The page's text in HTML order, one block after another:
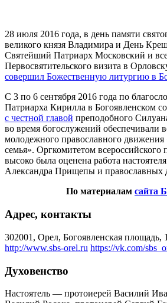
28 июля 2016 года, в день памяти
великого князя Владимира и День
Святейший Патриарх Московский и
Первосвятительского визита в
совершил Божественную литургию в
С 3 по 6 сентября 2016 года по
Патриарха Кирилла в Богоявленском
с честной главой преподобного
во время богослужений обеспечивали
молодежного православного движения
семья». Оргкомитетом всероссийского
высоко была оценена работа
Александра Прищепы и православных
По материалам сайта
Адрес, контакты
302001, Орел, Богоявленская площадь,
http://www.sbs-orel.ru https://vk.com/
Духовенство
Настоятель — протоиерей Василий